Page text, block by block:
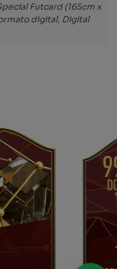
Futcard (165cm x
digital, Digital